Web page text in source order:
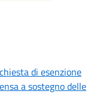
di esenzione
a sostegno delle